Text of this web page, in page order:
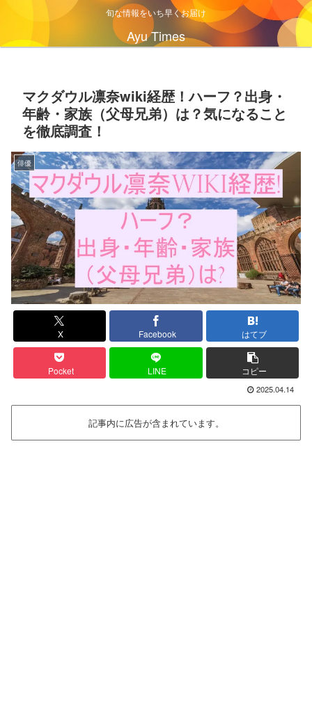
旬な情報をいち早くお届け
Ayu Times
マクダウル凛奈wiki経歴！ハーフ？出身・
年齢・家族（父母兄弟）は？気になること
を徹底調査！
俳優
X Facebook はてブ
Pocket LINE コピー
2025.04.14
記事内に広告が含まれています。